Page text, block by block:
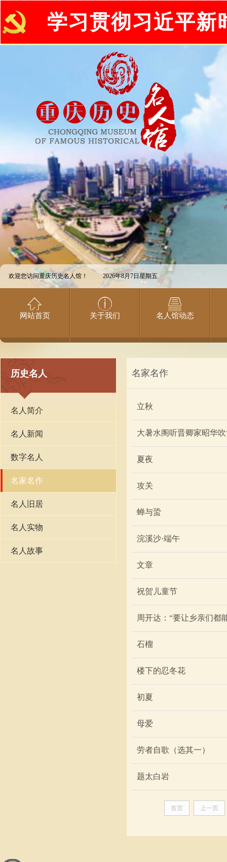
学习贯彻习近平新
欢迎您访问重庆历史名人馆！ 2026年8月7日星期五
网站首页 关于我们 名人馆动态
历史名人
名人简介
名人新闻
数字名人
名家名作
名人旧居
名人实物
名人故事
名家名作
立秋
大暑水阁听晋卿家昭华
夏夜
攻关
蝉与蛩
浣溪沙·端午
文章
祝贺儿童节
周开达：“要让乡亲们都
石榴
楼下的忍冬花
初夏
母爱
劳者自歌（选其一）
题太白岩
首页 上一页